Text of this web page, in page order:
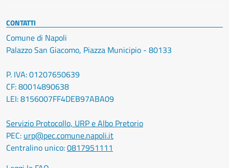
CONTATTI
Comune di Napoli
Palazzo San Giacomo, Piazza Municipio - 80133
P. IVA: 01207650639
CF: 80014890638
LEI: 8156007FF4DEB97ABA09
Servizio Protocollo, URP e Albo Pretorio
PEC: urp@pec.comune.napoli.it
Centralino unico:0817951111